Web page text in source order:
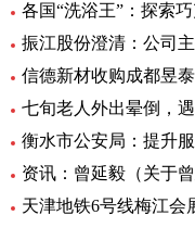
各国“洗浴王”：探索
七旬老人外出晕倒，
衡水市公安局：提升
资讯：曾延毅（关于曾
天津地铁6号线梅江会